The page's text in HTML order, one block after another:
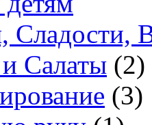
Сладости,
Салаты (2)
(3)